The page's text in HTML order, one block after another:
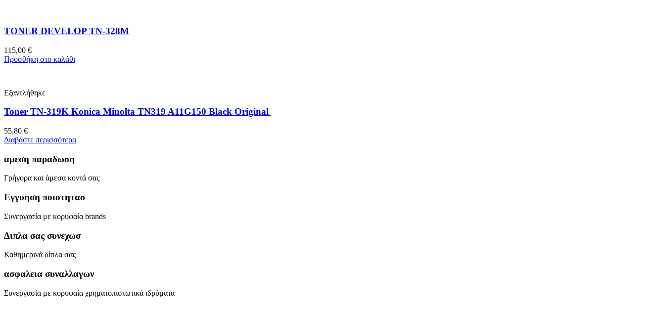
TONER DEVELOP TN-328M
115,00 €
Προσθήκη στο καλάθι
Εξαντλήθηκε
Toner TN-319K Konica Minolta TN319 A11G150 Black Original
55,80 €
Διαβάστε περισσότερα
αμεση παραδωση
Γρήγορα και άμεσα κοντά σας
Εγγυηση ποιοτητασ
Συνεργασία με κορυφαία brands
Διπλα σας συνεχωσ
Καθημερινά δίπλα σας
ασφαλεια συναλλαγων
Συνεργασία με κορυφαία χρηματοπιστωτικά ιδρύματα